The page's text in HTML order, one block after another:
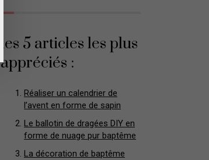
les 5 articles les plus
appréciés :
Réaliser un calendrier de
l’avent en forme de sapin
Le ballotin de dragées DIY en
forme de nuage pur baptême
La décoration de baptême